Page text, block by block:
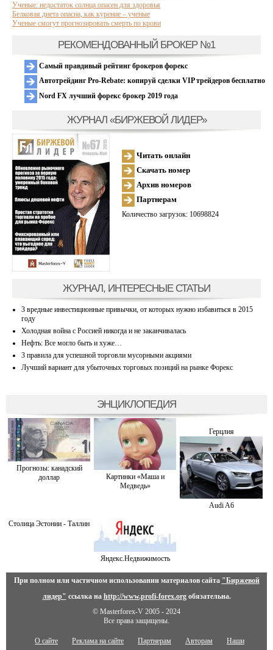
Ученые: недостаток солнца опасен для здоровья
Белковая диета опасна, как курение – ученые
Ученые смогут прогнозировать смерть по крови
РЕКОМЕНДОВАННЫЙ БРОКЕР №1
Самый правдивый рейтинг брокеров форекс
Автотрейдинг Pro-Rebate: копируй сделки VIP трейдеров бесплатно
Nord FX лучший форекс брокер 2019 года
ЖУРНАЛ «БИРЖЕВОЙ ЛИДЕР»
Читать онлайн
Скачать номер
Архив номеров
Партнерам
Количество загрузок: 10698824
ЖУРНАЛ, ИНТЕРЕСНЫЕ СТАТЬИ
3 вредные инвестиционные привычки, от которых нужно избавиться в 2015
году
Холодная война с Россией никогда и не заканчивалась
Нефть: Все могло быть и хуже…
3 правила для успешной торговли мусорными акциями
Лучший вариант для убыточных торговых позиций на рынке Форекс
ЭНЦИКЛОПЕДИЯ
Прогнозы: канадский
доллар
Картинки «Маша и
Медведь»
Герцлия
Audi A6
Столица Эстонии - Таллин
Яндекс.Недвижимость
При полном или частичном использовании материалов сайта "Биржевой
лидер" ссылка на http://www.profi-forex.orgобязательна.
© Masterforex-V 2005 - 2024
Все права защищены.
О сайте Реклама на сайте Партнерам Авторам Наши